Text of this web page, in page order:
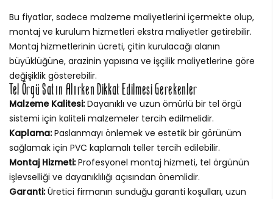
Bu fiyatlar, sadece malzeme maliyetlerini içermekte olup,
montaj ve kurulum hizmetleri ekstra maliyetler getirebilir.
Montaj hizmetlerinin ücreti, çitin kurulacağı alanın
büyüklüğüne, arazinin yapısına ve işçilik maliyetlerine göre
değişiklik gösterebilir.
Tel Örgü Satın Alırken Dikkat Edilmesi Gerekenler
Malzeme Kalitesi:Dayanıklı ve uzun ömürlü bir tel örgü
sistemi için kaliteli malzemeler tercih edilmelidir.
Kaplama:Paslanmayı önlemek ve estetik bir görünüm
sağlamak için PVC kaplamalı teller tercih edilebilir.
Montaj Hizmeti:Profesyonel montaj hizmeti, tel örgünün
işlevselliği ve dayanıklılığı açısından önemlidir.
Garanti:Üretici firmanın sunduğu garanti koşulları, uzun